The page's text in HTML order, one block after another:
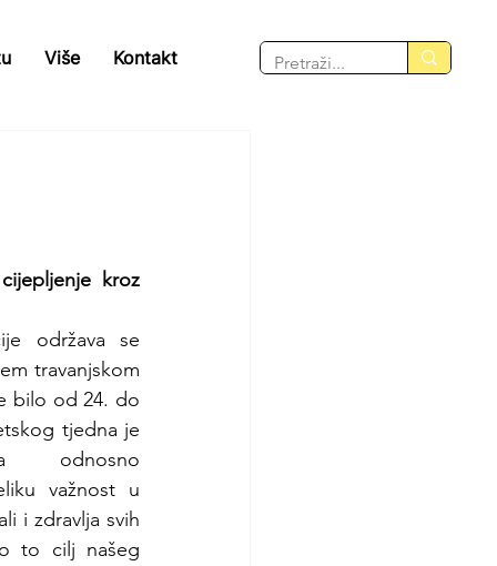
Više Kontakt
kroz
održava se
travanjskom
bilo od 24. do
tjedna je
odnosno
važnost u
i zdravlja svih
to cilj našeg